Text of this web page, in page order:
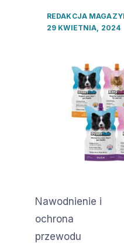
REDAKCJA
29 KWIETNIA, 2024
Nawodnienie i
ochrona
przewodu